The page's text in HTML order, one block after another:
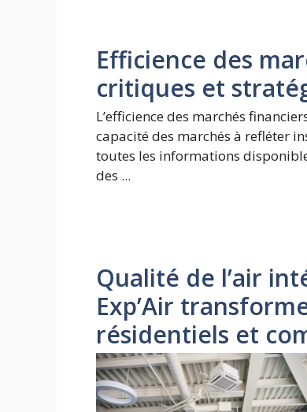
Efficience des
critiques et
L’efficience des marchés
capacité des marchés à refléter
toutes les informations
des ...
Qualité de l’air
Exp’Air
résidentiels et